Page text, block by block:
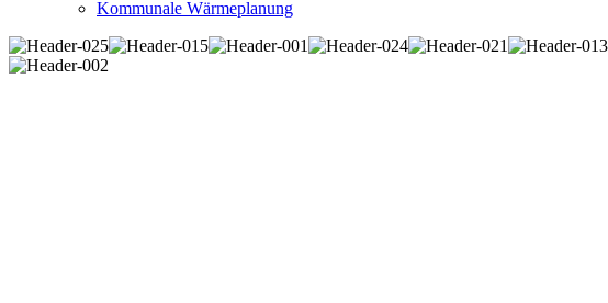
Kommunale Wärmeplanung